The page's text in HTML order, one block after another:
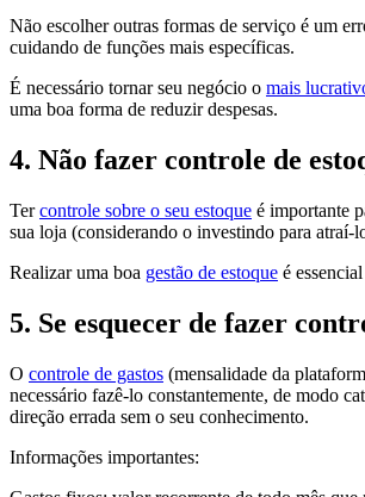
Não escolher outras formas de serviço é um
cuidando de funções mais específicas.
É necessário tornar seu negócio o mais
uma boa forma de reduzir despesas.
4. Não fazer controle de
Tercontrole sobre o seu estoque é importante
sua loja (considerando o investindo para atraí-
Realizar uma boa gestão de estoque é
5. Se esquecer de fazer
O controle de gastos (mensalidade da
necessário fazê-lo constantemente, de modo
direção errada sem o seu conhecimento.
Informações importantes: